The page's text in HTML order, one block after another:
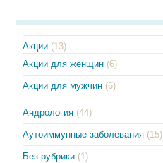
Акции (13)
Акции для женщин (6)
Акции для мужчин (6)
Андрология (44)
Аутоиммунные заболевания (15)
Без рубрики (1)